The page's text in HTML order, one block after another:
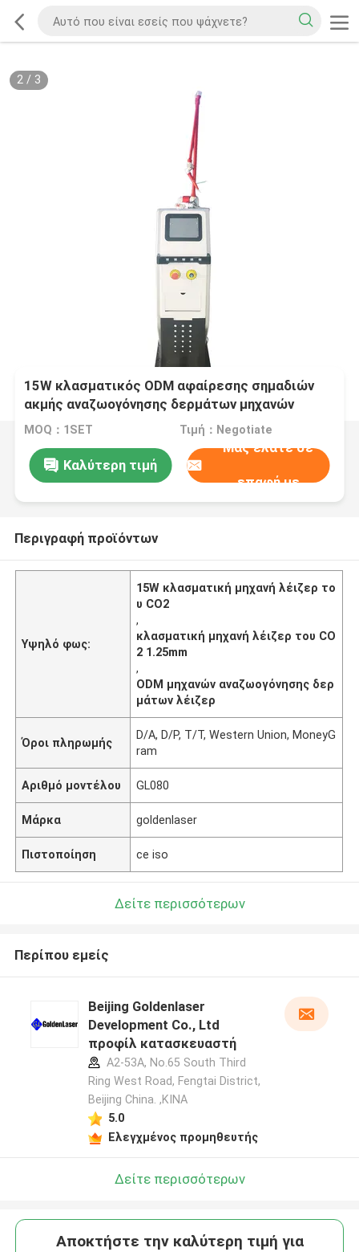
2/ 3
15W κλασματικός ODM αφαίρεσης σημαδιών
ακμής αναζωογόνησης δερμάτων μηχανών
λέιζερ του CO2
MOQ：1SET Τιμή：Negotiate
Καλύτερη τιμή
Μας ελάτε σε
επαφή με
Περιγραφή προϊόντων
Υψηλό φως:
15W κλασματική μηχανή λέιζερ το
υ CO2
,
κλασματική μηχανή λέιζερ του CO
2 1.25mm
,
ODM μηχανών αναζωογόνησης δερ
μάτων λέιζερ
Όροι πληρωμής
D/A, D/P, T/T, Western Union, MoneyG
ram
Αριθμό μοντέλου GL080
Μάρκα goldenlaser
Πιστοποίηση ce iso
Δείτε περισσότερων
Περίπου εμείς
Beijing Goldenlaser
Development Co., Ltd
προφίλ κατασκευαστή
A2-53A, No.65 South Third
Ring West Road, Fengtai District,
Beijing China. ,ΚΙΝΑ
5.0
Ελεγχμένος προμηθευτής
Δείτε περισσότερων
Αποκτήστε την καλύτερη τιμή για